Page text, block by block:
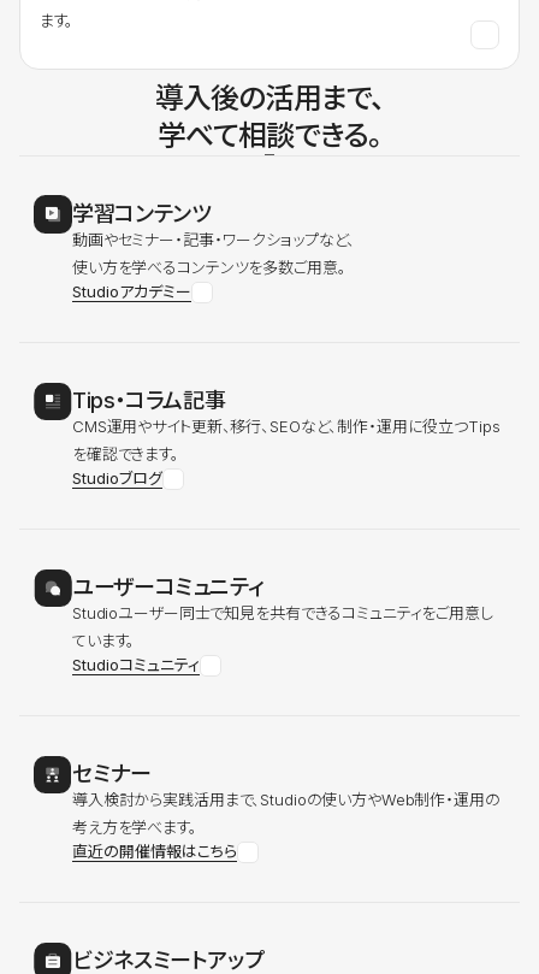
ます。
導入後の活用まで、
学べて相談できる。
学習コンテンツ
動画やセミナー・記事・ワークショップなど、
使い方を学べるコンテンツを多数ご用意。
Studioアカデミー
Tips・コラム記事
CMS運用やサイト更新、移行、SEOなど、制作・運用に役立つTips
を確認できます。
Studioブログ
ユーザーコミュニティ
Studioユーザー同士で知見を共有できるコミュニティをご用意し
ています。
Studioコミュニティ
セミナー
導入検討から実践活用まで、Studioの使い方やWeb制作・運用の
考え方を学べます。
直近の開催情報はこちら
ビジネスミートアップ